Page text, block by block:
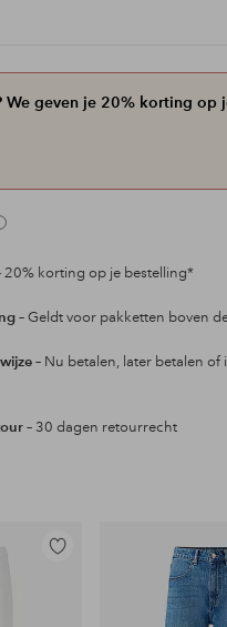
We geven je 20% korting op
20% korting op je bestelling*
– Geldt voor pakketten boven
– Nu betalen, later betalen of
– 30 dagen retourrecht
Toevoegen